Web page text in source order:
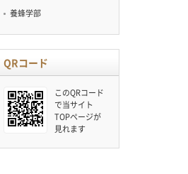
養蜂学部
QRコード
このQRコード
で当サイト
TOPページが
見れます